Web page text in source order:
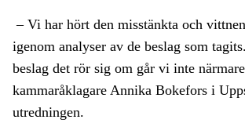
– Vi har hört den misstänkta och
igenom analyser av de beslag som
beslag det rör sig om går vi inte
kammaråklagare Annika Bokefors i
utredningen.